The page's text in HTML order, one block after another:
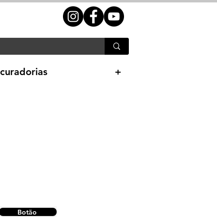
curadorias +
Botão